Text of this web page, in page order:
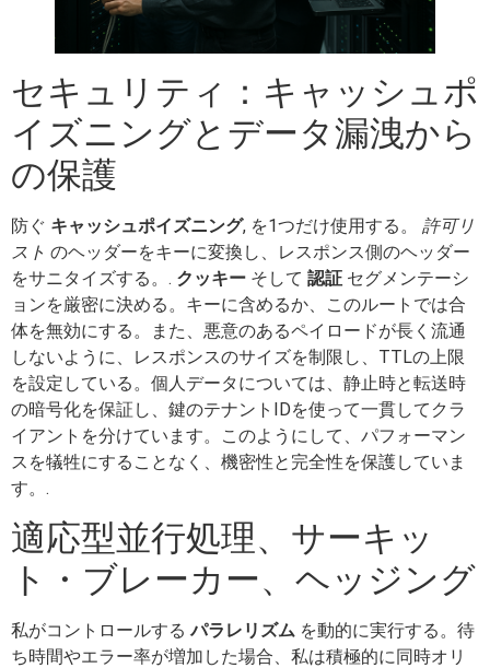
セキュリティ：キャッシュポ
イズニングとデータ漏洩から
の保護
防ぐ キャッシュポイズニング, を1つだけ使用する。 許可リ
スト のヘッダーをキーに変換し、レスポンス側のヘッダー
をサニタイズする。. クッキー そして 認証 セグメンテーシ
ョンを厳密に決める。キーに含めるか、このルートでは合
体を無効にする。また、悪意のあるペイロードが長く流通
しないように、レスポンスのサイズを制限し、TTLの上限
を設定している。個人データについては、静止時と転送時
の暗号化を保証し、鍵のテナントIDを使って一貫してクラ
イアントを分けています。このようにして、パフォーマン
スを犠牲にすることなく、機密性と完全性を保護していま
す。.
適応型並行処理、サーキッ
ト・ブレーカー、ヘッジング
私がコントロールするパラレリズム を動的に実行する。待
ち時間やエラー率が増加した場合、私は積極的に同時オリ